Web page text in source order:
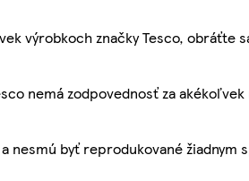
výrobkoch značky Tesco, obráťte
nemá zodpovednosť za
byť reprodukované žiadnym